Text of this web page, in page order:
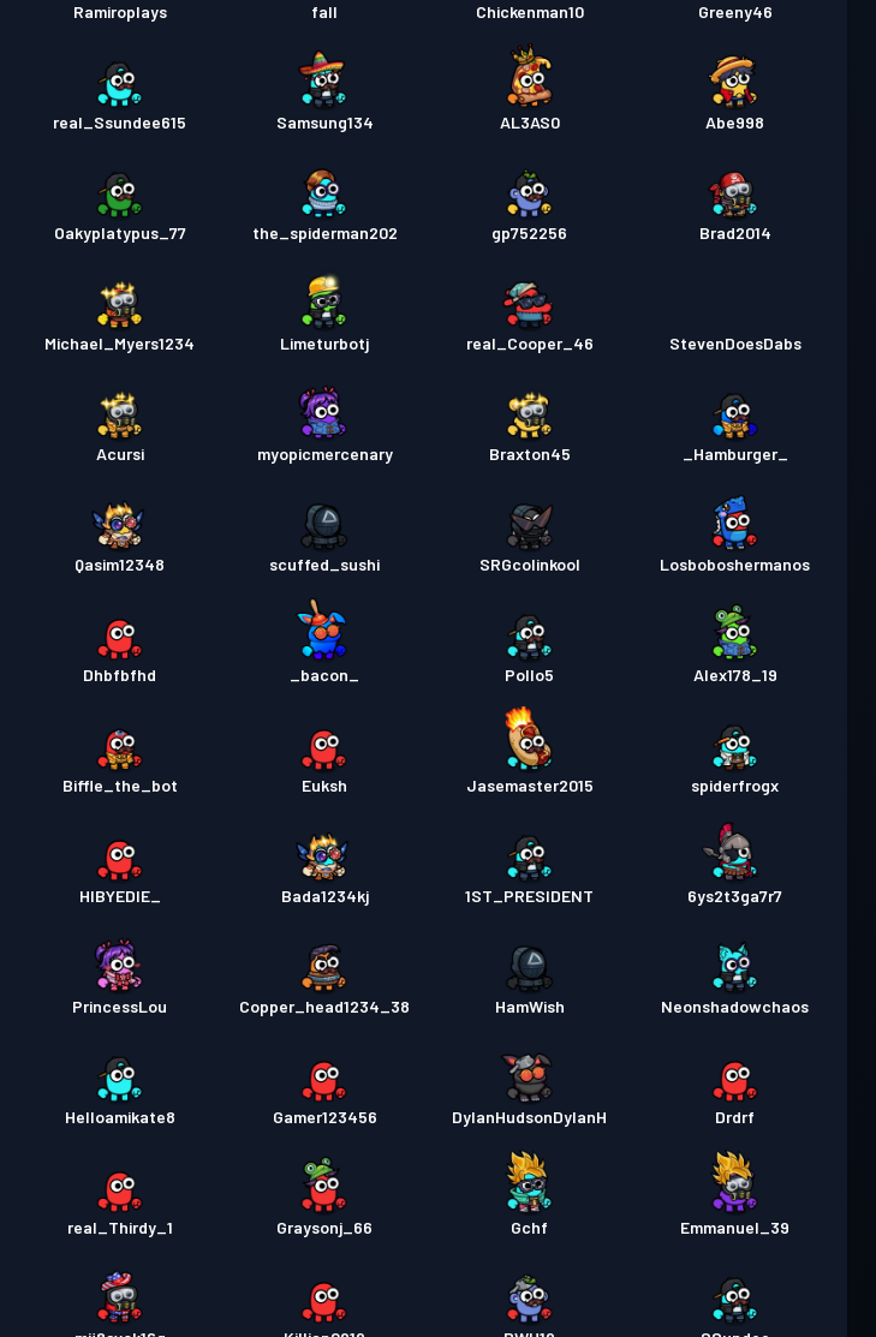
Ramiroplays fall Chickenman10 Greeny46
real_Ssundee615 Samsung134 AL3AS0 Abe998
Oakyplatypus_77 the_spiderman202 gp752256 Brad2014
Michael_Myers1234 Limeturbotj real_Cooper_46 StevenDoesDabs
Acursi myopicmercenary Braxton45 _Hamburger_
Qasim12348 scuffed_sushi SRGcolinkool Losboboshermanos
Dhbfbfhd _bacon_ Pollo5 Alex178_19
Biffle_the_bot Euksh Jasemaster2015 spiderfrogx
HIBYEDIE_ Bada1234kj 1ST_PRESIDENT 6ys2t3ga7r7
PrincessLou Copper_head1234_38 HamWish Neonshadowchaos
Helloamikate8 Gamer123456 DylanHudsonDylanH Drdrf
real_Thirdy_1 Graysonj_66 Gchf Emmanuel_39